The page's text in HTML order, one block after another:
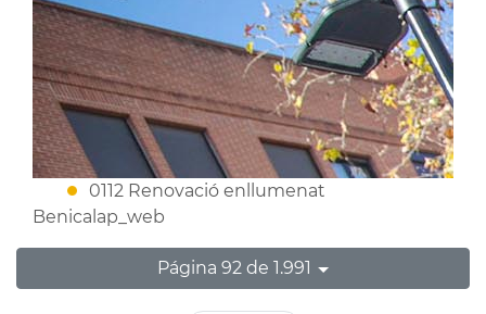
0112 Renovació enllumenat
Benicalap_web
Página 92 de 1.991